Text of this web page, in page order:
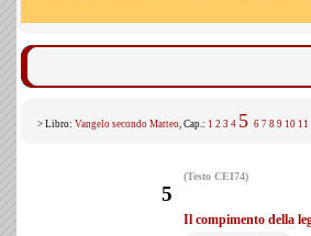
> Libro: Vangelo secondo Matteo, Cap.: 1 2 3 4 5 6 7 8 9 10 11
(Testo CEI74)
5
Il compimento della